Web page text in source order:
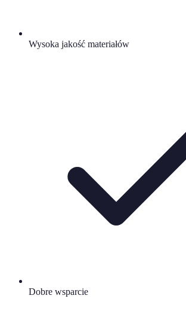
Wysoka jakość materiałów
Dobre wsparcie